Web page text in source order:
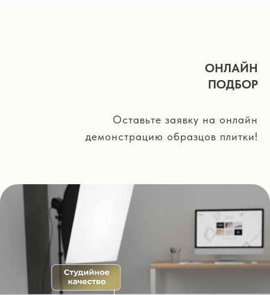
ОНЛАЙН
ПОДБОР
Оставьте заявку на онлайн
демонстрацию образцов плитки!